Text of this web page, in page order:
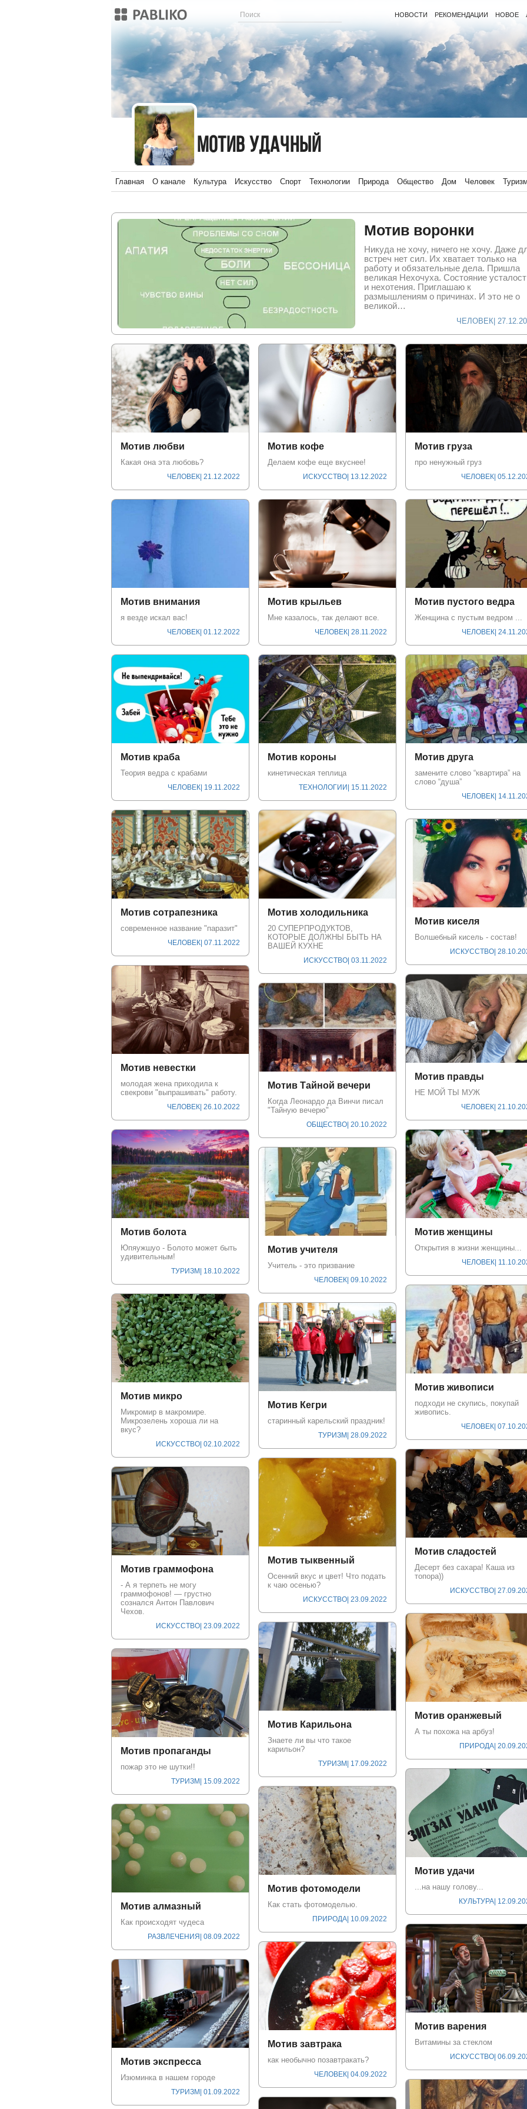
НОВОСТИ РЕКОМЕНДАЦИИ НОВОЕ
МОТИВ УДАЧный
МОТИВ УДАЧный
Главная О канале Культура Искусство Спорт Технологии Природа Общество Дом Человек
Мотив воронки
Никуда не хочу, ничего не хочу. Даже
встреч нет сил. Их хватает только на
работу и обязательные дела. Пришла
великая Нехочуха. Состояние
и нехотения. Приглашаю к
размышлениям о причинах. И это не о
великой…
ЧЕЛОВЕК|
Мотив любви
Какая она эта любовь?
ЧЕЛОВЕК| 21.12.2022
Мотив кофе
Делаем кофе еще вкуснее!
ИСКУССТВО| 13.12.2022
Мотив груза
пpo ненyжный гpyз
ЧЕЛОВЕК|
Мотив внимания
я вeзде искал вас!
ЧЕЛОВЕК| 01.12.2022
Мотив крыльев
Мнe кaзaлocь, тaк дeлaют вce.
ЧЕЛОВЕК| 28.11.2022
Мотив пустого ведра
Женщина с пустым ведром ...
ЧЕЛОВЕК|
Мотив краба
Теория ведра с крабами
ЧЕЛОВЕК| 19.11.2022
Мотив короны
кинетическая теплица
ТЕХНОЛОГИИ | 15.11.2022
Мотив друга
замените слово “квартира” на
слово “душа”
ЧЕЛОВЕК|
Мотив сотрапезника
современное название "паразит"
ЧЕЛОВЕК| 07.11.2022
Мотив холодильника
20 СУПЕРПРОДУКТОВ,
КОТОРЫЕ ДОЛЖНЫ БЫТЬ НА
ВАШЕЙ КУХНЕ
ИСКУССТВО| 03.11.2022
Мотив киселя
Волшебный кисель - состав!
ИСКУССТВО|
Мотив невестки
молодая жена приходила к
свекрови "выпрашивать" работу.
ЧЕЛОВЕК| 26.10.2022
Мотив правды
НЕ МОЙ ТЫ МУЖ
ЧЕЛОВЕК|
Мотив Тайной вечери
Когда Леонардо да Винчи писал
"Тайную вечерю"
ОБЩЕСТВО| 20.10.2022
Мотив болота
Юпяужшуо - Болото может быть
удивительным!
ТУРИЗМ | 18.10.2022
Мотив женщины
Открытия в жизни женщины...
ЧЕЛОВЕК|
Мотив учителя
Учитель - это призвание
ЧЕЛОВЕК| 09.10.2022
Мотив живописи
подходи не скупись, покупай
живопись.
ЧЕЛОВЕК|
Мотив микро
Микромир в макромире.
Микрозелень хороша ли на
вкус?
ИСКУССТВО| 02.10.2022
Мотив Кегри
старинный карельский праздник!
ТУРИЗМ | 28.09.2022
Мотив сладостей
Десерт без сахара! Каша из
топора))
ИСКУССТВО|
Мотив тыквенный
Осенний вкус и цвет! Что подать
к чаю осенью?
ИСКУССТВО| 23.09.2022
Мотив граммофона
- А я терпеть не могу
граммофонов! — грустно
сознался Антон Павлович
Чехов.
ИСКУССТВО| 23.09.2022
Мотив оранжевый
А ты похожа на арбуз!
ПРИРОДА|
Мотив Карильона
Знаете ли вы что такое
карильон?
ТУРИЗМ | 17.09.2022
Мотив пропаганды
пожар это не шутки!!
ТУРИЗМ | 15.09.2022
Мотив удачи
...на нашу голову...
КУЛЬТУРА|
Мотив фотомодели
Как стать фотомоделью.
ПРИРОДА| 10.09.2022
Мотив алмазный
Как происходят чудеса
РАЗВЛЕЧЕНИЯ | 08.09.2022
Мотив варения
Витамины за стеклом
ИСКУССТВО|
Мотив завтрака
как необычно позавтракать?
ЧЕЛОВЕК| 04.09.2022
Мотив экспресса
Изюминка в нашем городе
ТУРИЗМ | 01.09.2022